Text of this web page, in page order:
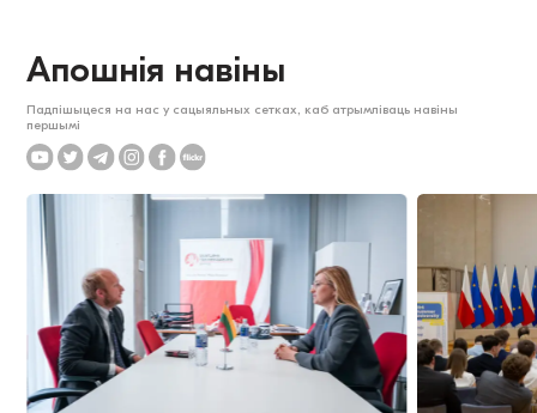
Апошнія навіны
Падпішыцеся на нас у сацыяльных сетках, каб атрымліваць навіны
першымі